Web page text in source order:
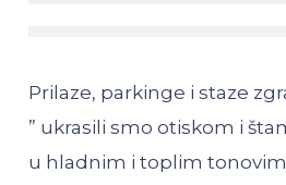
Prilaze, parkinge i staze
” ukrasili smo otiskom i
u hladnim i toplim